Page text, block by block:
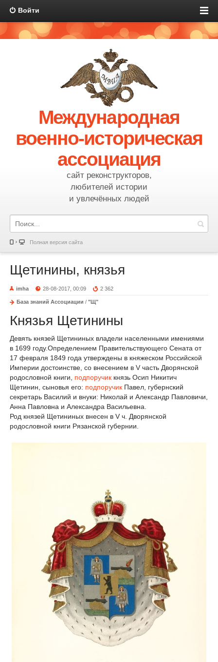
Войти
Международная
военно-историческая
ассоциация
сайт реконструкторов,
любителей истории
и увлечённых людей
Полная версия сайта
Щетинины, князья
imha 28-08-2017, 00:09 2 362
База знаний Ассоциации / "Щ"
Князья Щетинины
Девять князей Щетининых владели населенными имениями
в 1699 году.Определением Правительствующего Сената от
17 февраля 1849 года утверждены в княжеском Российской
Империи достоинстве, со внесением в V часть Дворянской
родословной книги, подпоручик князь Осип Никитич
Щетинин, сыновья его: подпоручик Павел, губернский
секретарь Василий и внуки: Николай и Александр Павловичи,
Анна Павловна и Александра Васильевна.
Род князей Щетининых внесен в V ч. Дворянской
родословной книги Рязанской губернии.